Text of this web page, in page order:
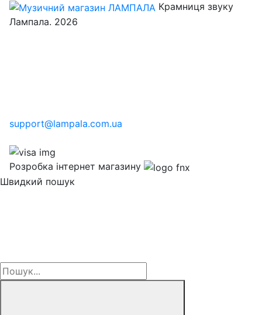
Крамниця звуку
Лампала. 2026
support@lampala.com.ua
Розробка інтернет магазину
Швидкий пошук